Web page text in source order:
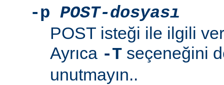
-p POST-dosyası
POST isteği ile ilgili
Ayrıca -T seçeneğini
unutmayın..